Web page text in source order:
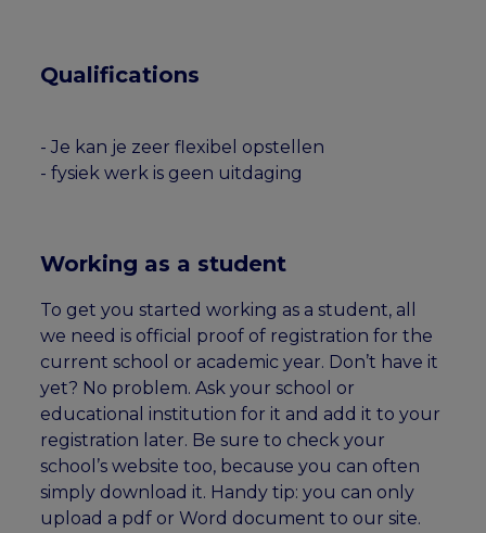
Qualifications
- Je kan je zeer flexibel opstellen
- fysiek werk is geen uitdaging
Working as a student
To get you started working as a student, all
we need is official proof of registration for the
current school or academic year. Don’t have it
yet? No problem. Ask your school or
educational institution for it and add it to your
registration later. Be sure to check your
school’s website too, because you can often
simply download it. Handy tip: you can only
upload a pdf or Word document to our site.